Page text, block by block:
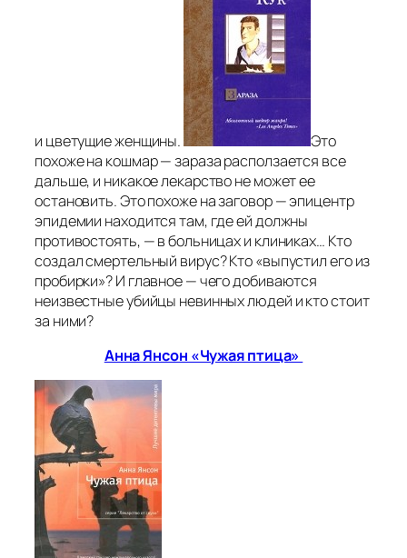
и цветущие женщины.
Это
похоже на кошмар — зараза расползается все
дальше, и никакое лекарство не может ее
остановить. Это похоже на заговор — эпицентр
эпидемии находится там, где ей должны
противостоять, — в больницах и клиниках… Кто
создал смертельный вирус? Кто «выпустил его из
пробирки»? И главное — чего добиваются
неизвестные убийцы невинных людей и кто стоит
за ними?
Анна Янсон «Чужая птица»